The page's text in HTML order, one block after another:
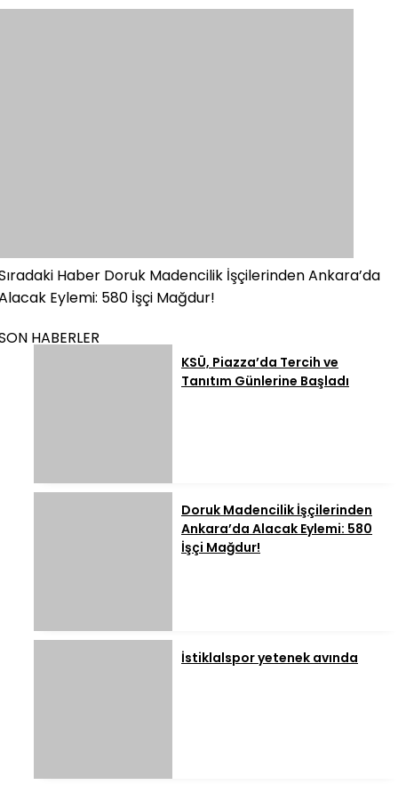
Haber Doruk Madencilik İşçilerinden Ankara’da
Eylemi: 580 İşçi Mağdur!
HABERLER
KSÜ, Piazza’da Tercih ve
Tanıtım Günlerine Başladı
Doruk Madencilik İşçilerinden
Ankara’da Alacak Eylemi: 580
İşçi Mağdur!
İstiklalspor yetenek avında